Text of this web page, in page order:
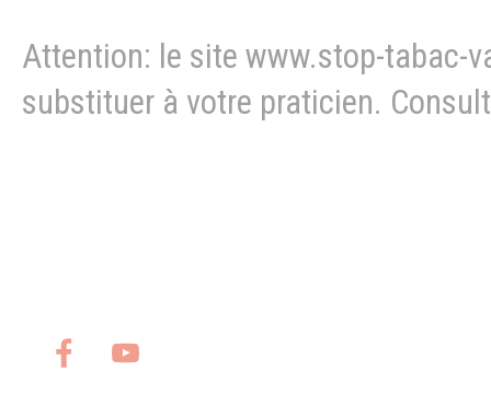
Attention: le site www.stop-tabac-
substituer à votre praticien.